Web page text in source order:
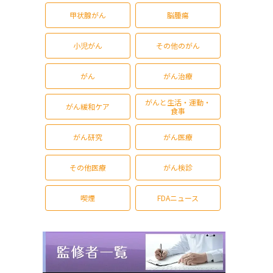
甲状腺がん 脳腫瘍
小児がん その他のがん
がん がん治療
がん緩和ケア
がんと生活・運動・
食事
がん研究 がん医療
その他医療 がん検診
喫煙 FDAニュース